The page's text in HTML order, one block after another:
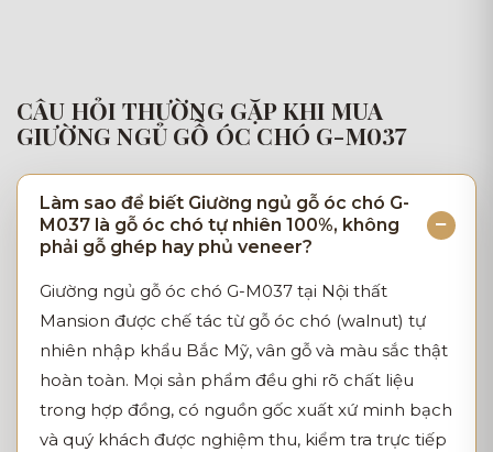
CÂU HỎI THƯỜNG GẶP KHI MUA
GIƯỜNG NGỦ GỖ ÓC CHÓ G-M037
Làm sao để biết Giường ngủ gỗ óc chó G-
M037 là gỗ óc chó tự nhiên 100%, không
phải gỗ ghép hay phủ veneer?
Giường ngủ gỗ óc chó G-M037 tại Nội thất
Mansion được chế tác từ gỗ óc chó (walnut) tự
nhiên nhập khẩu Bắc Mỹ, vân gỗ và màu sắc thật
hoàn toàn. Mọi sản phẩm đều ghi rõ chất liệu
trong hợp đồng, có nguồn gốc xuất xứ minh bạch
và quý khách được nghiệm thu, kiểm tra trực tiếp